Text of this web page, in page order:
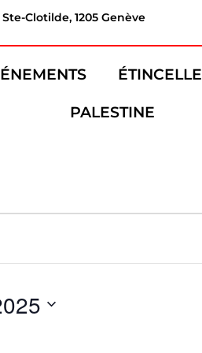
Ste-Clotilde, 1205 Genève
ÉTINCELLE
PALESTINE